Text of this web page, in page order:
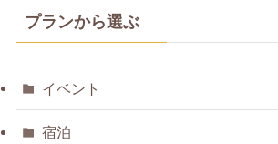
プランから選ぶ
イベント
宿泊